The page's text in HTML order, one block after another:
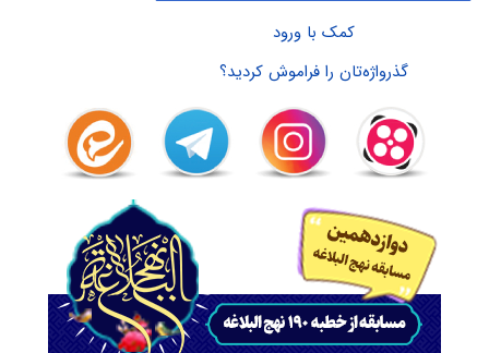
کمک با ورود
گذرواژه‌تان را فراموش کردید؟